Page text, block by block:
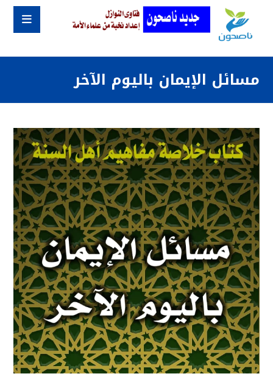
مسائل الإيمان باليوم الآخر